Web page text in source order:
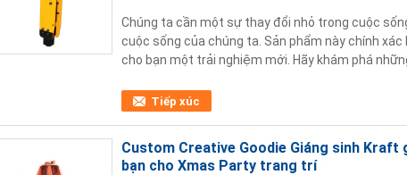
Tiếp xúc
Chúng ta cần một sự thay đổi nhỏ trong cuộc
cuộc sống của chúng ta. Sản phẩm này chính xác
cho bạn một trải nghiệm mới. Hãy khám phá
Custom Creative Goodie Giáng sinh Kraft
bạn cho Xmas Party trang trí